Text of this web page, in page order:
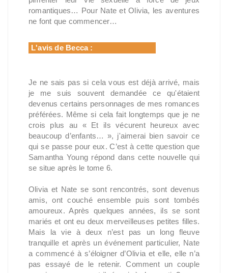
romantiques… Pour Nate et Olivia, les aventures
ne font que commencer…
L'avis de Becca :
Je ne sais pas si cela vous est déjà arrivé, mais
je me suis souvent demandée ce qu'étaient
devenus certains personnages de mes romances
préférées. Même si cela fait longtemps que je ne
crois plus au « Et ils vécurent heureux avec
beaucoup d’enfants… », j'aimerai bien savoir ce
qui se passe pour eux. C’est à cette question que
Samantha Young répond dans cette nouvelle qui
se situe après le tome 6.
Olivia et Nate se sont rencontrés, sont devenus
amis, ont couché ensemble puis sont tombés
amoureux. Après quelques années, ils se sont
mariés et ont eu deux merveilleuses petites filles.
Mais la vie à deux n’est pas un long fleuve
tranquille et après un événement particulier, Nate
a commencé à s’éloigner d’Olivia et elle, elle n’a
pas essayé de le retenir. Comment un couple